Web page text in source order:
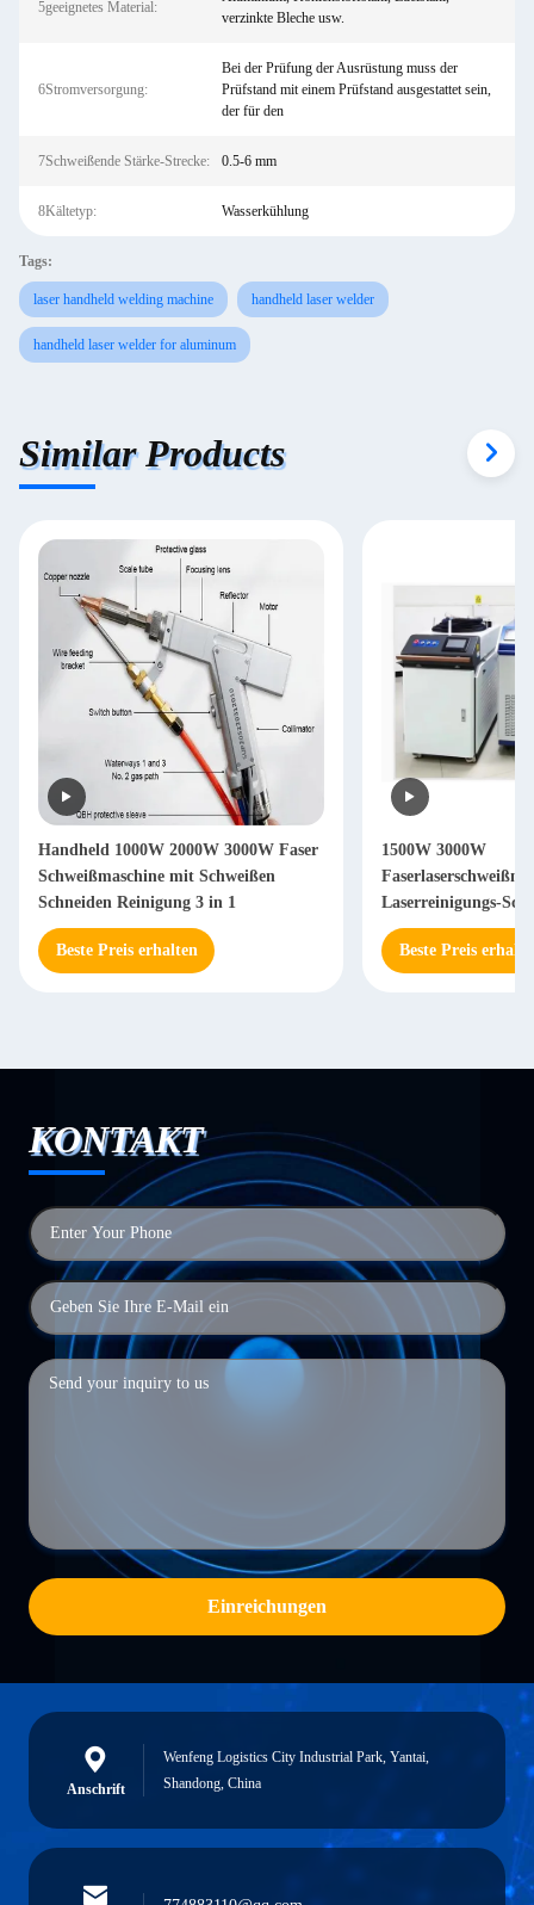
5geeignetes Material:
verzinkte Bleche usw.
6Stromversorgung:
Bei der Prüfung der Ausrüstung muss der
Prüfstand mit einem Prüfstand ausgestattet sein,
der für den
7Schweißende Stärke-Strecke: 0.5-6 mm
8Kältetyp: Wasserkühlung
Tags:
laser handheld welding machine handheld laser welder
handheld laser welder for aluminum
Similar Products
Handheld 1000W 2000W 3000W Faser
Schweißmaschine mit Schweißen
Schneiden Reinigung 3 in 1
Beste Preis erhalten
1500W 3000W
Laserreinigungs-
Beste Preis
KONTAKT
Einreichungen
Anschrift
Wenfeng Logistics City Industrial Park, Yantai,
Shandong, China